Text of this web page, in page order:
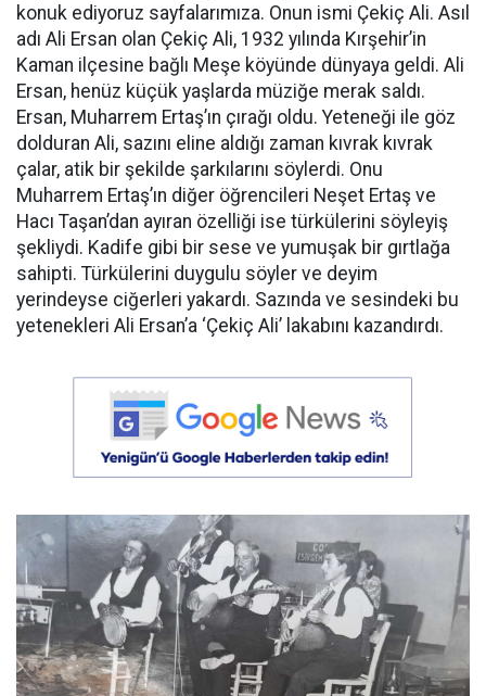
konuk ediyoruz sayfalarımıza. Onun ismi Çekiç Ali. Asıl
adı Ali Ersan olan Çekiç Ali, 1932 yılında Kırşehir’in
Kaman ilçesine bağlı Meşe köyünde dünyaya geldi. Ali
Ersan, henüz küçük yaşlarda müziğe merak saldı.
Ersan, Muharrem Ertaş’ın çırağı oldu. Yeteneği ile göz
dolduran Ali, sazını eline aldığı zaman kıvrak kıvrak
çalar, atik bir şekilde şarkılarını söylerdi. Onu
Muharrem Ertaş’ın diğer öğrencileri Neşet Ertaş ve
Hacı Taşan’dan ayıran özelliği ise türkülerini söyleyiş
şekliydi. Kadife gibi bir sese ve yumuşak bir gırtlağa
sahipti. Türkülerini duygulu söyler ve deyim
yerindeyse ciğerleri yakardı. Sazında ve sesindeki bu
yetenekleri Ali Ersan’a ‘Çekiç Ali’ lakabını kazandırdı.